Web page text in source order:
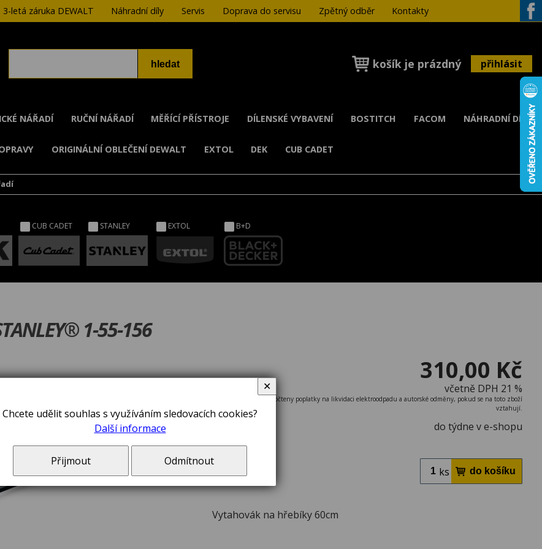
3-letá záruka DEWALT Náhradní díly Servis Doprava do servisu Zpětný odběr
Kontakty
košík je prázdný přihlásit
NÁŘADÍ RUČNÍ NÁŘADÍ MĚŘÍCÍ PŘÍSTROJE DÍLENSKÉ VYBAVENÍ BOSTITCH FACOM NÁHRADNÍ DÍLY
ORIGINÁLNÍ OBLEČENÍ DEWALT EXTOL DEK CUB CADET
CUB CADET STANLEY EXTOL B+D
1-55-156
310,00 Kč
včetně DPH 21 %
V ceně zboží jsou započteny poplatky na likvidaci elektroodpadu a autorské odměny, pokud se na toto zboží
vztahují.
do týdne v e-shopu
ks
Vytahovák na hřebíky 60cm
Chcete udělit souhlas s využíváním sledovacích cookies?
Další informace
Přijmout Odmítnout
✕